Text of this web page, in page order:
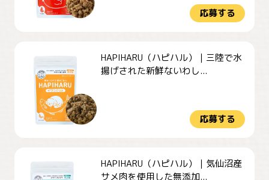
応募する
HAPIHARU（ハピハル）｜三陸で水
揚げされた新鮮ないわし...
応募する
HAPIHARU（ハピハル）｜気仙沼産
サメ肉を使用した無添加...